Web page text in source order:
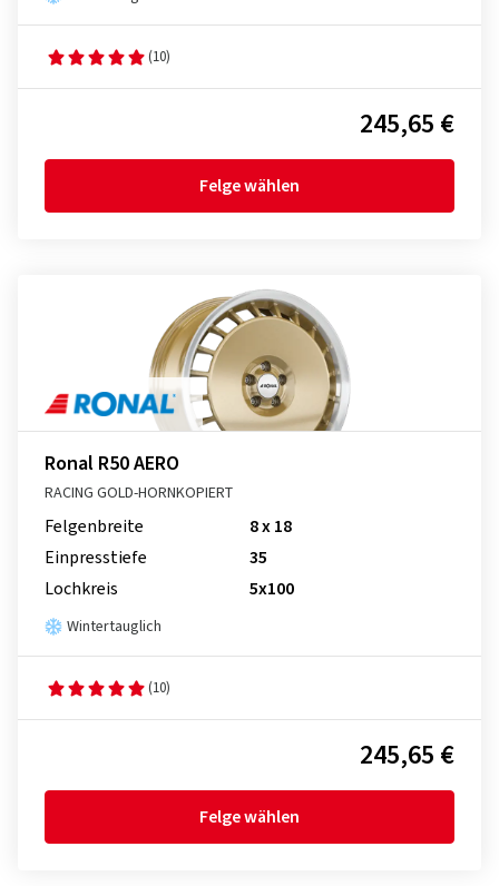
(10)
245,65 €
Felge wählen
Ronal R50 AERO
RACING GOLD-HORNKOPIERT
Felgenbreite
8 x 18
Einpresstiefe
35
Lochkreis
5x100
Wintertauglich
(10)
245,65 €
Felge wählen